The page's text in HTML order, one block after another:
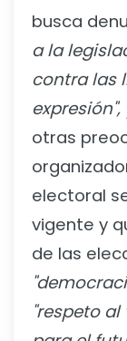
busca
a la
contra las
otras
electoral
vigente y
de las
"respeto